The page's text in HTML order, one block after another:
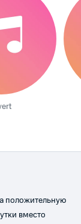
положительную
вместо